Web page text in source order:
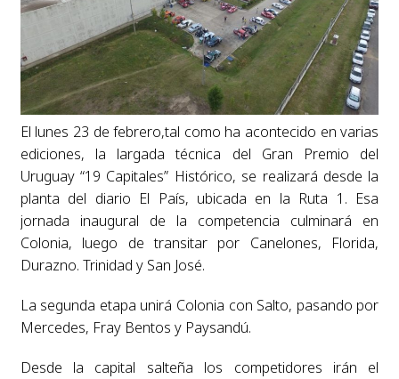
El lunes 23 de febrero,tal como ha acontecido en varias
ediciones, la largada técnica del Gran Premio del
Uruguay “19 Capitales” Histórico, se realizará desde la
planta del diario El País, ubicada en la Ruta 1. Esa
jornada inaugural de la competencia culminará en
Colonia, luego de transitar por Canelones, Florida,
Durazno. Trinidad y San José.
La segunda etapa unirá Colonia con Salto, pasando por
Mercedes, Fray Bentos y Paysandú.
Desde la capital salteña los competidores irán el